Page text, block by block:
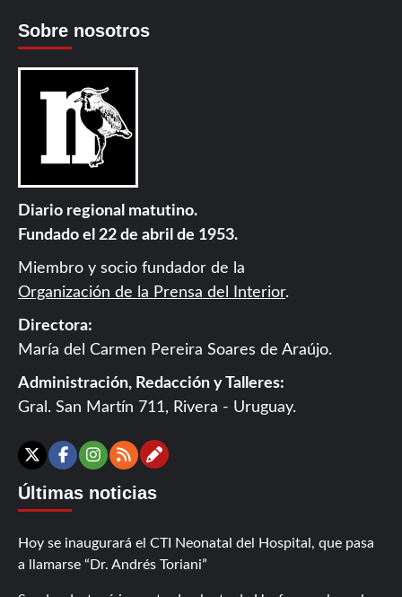
Sobre nosotros
Diario regional matutino.
Fundado el 22 de abril de 1953.
Miembro y socio fundador de la
Organización de la Prensa del Interior.
Directora:
María del Carmen Pereira Soares de Araújo.
Administración, Redacción y Talleres:
Gral. San Martín 711, Rivera - Uruguay.
X Facebook
Instagram
RSSContáctanos
Últimas noticias
Hoy se inaugurará el CTI Neonatal del Hospital, que pasa
a llamarse “Dr. Andrés Toriani”